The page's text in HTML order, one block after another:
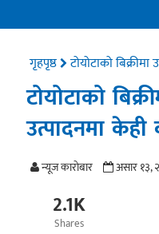
गृहपृष्ठ टोयोटाको
टोयोटाको
उत्पादनमा
न्यूज काराेबार असार १३,
2.1K
Shares